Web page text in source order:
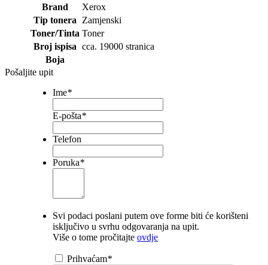
Brand
Xerox
Tip tonera
Zamjenski
Toner/Tinta Toner
Broj ispisa cca. 19000 stranica
Boja
Pošaljite upit
Ime*
E-pošta*
Telefon
Poruka*
Svi podaci poslani putem ove forme biti će korišteni
isključivo u svrhu odgovaranja na upit.
Više o tome pročitajte ovdje
Prihvaćam*